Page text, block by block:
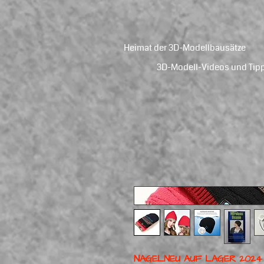
Heimat der 3D-Modellbausätze
3D-Modell-Videos und
NAGELNEU AUF LAGER